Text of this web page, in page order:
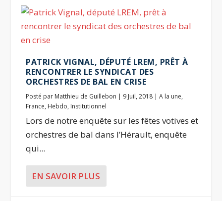
PATRICK VIGNAL, DÉPUTÉ LREM, PRÊT À
RENCONTRER LE SYNDICAT DES
ORCHESTRES DE BAL EN CRISE
Posté par Matthieu de Guillebon | 9 Juil, 2018 |A la une,
France, Hebdo, Institutionnel
Lors de notre enquête sur les fêtes votives et
orchestres de bal dans l’Hérault, enquête
qui...
EN SAVOIR PLUS